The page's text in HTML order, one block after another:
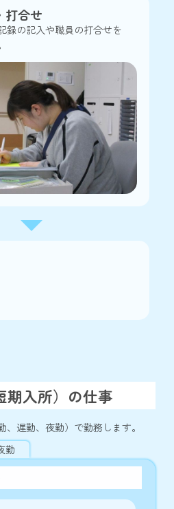
打合せ
録の記入や職員の打合せを
期入所）の仕事
遅勤、夜勤）で勤務します。
勤